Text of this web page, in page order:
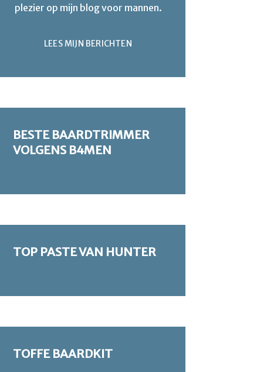
plezier op mijn blog voor mannen.
LEES MIJN BERICHTEN
BESTE BAARDTRIMMER
VOLGENS B4MEN
TOP PASTE VAN HUNTER
TOFFE BAARDKIT